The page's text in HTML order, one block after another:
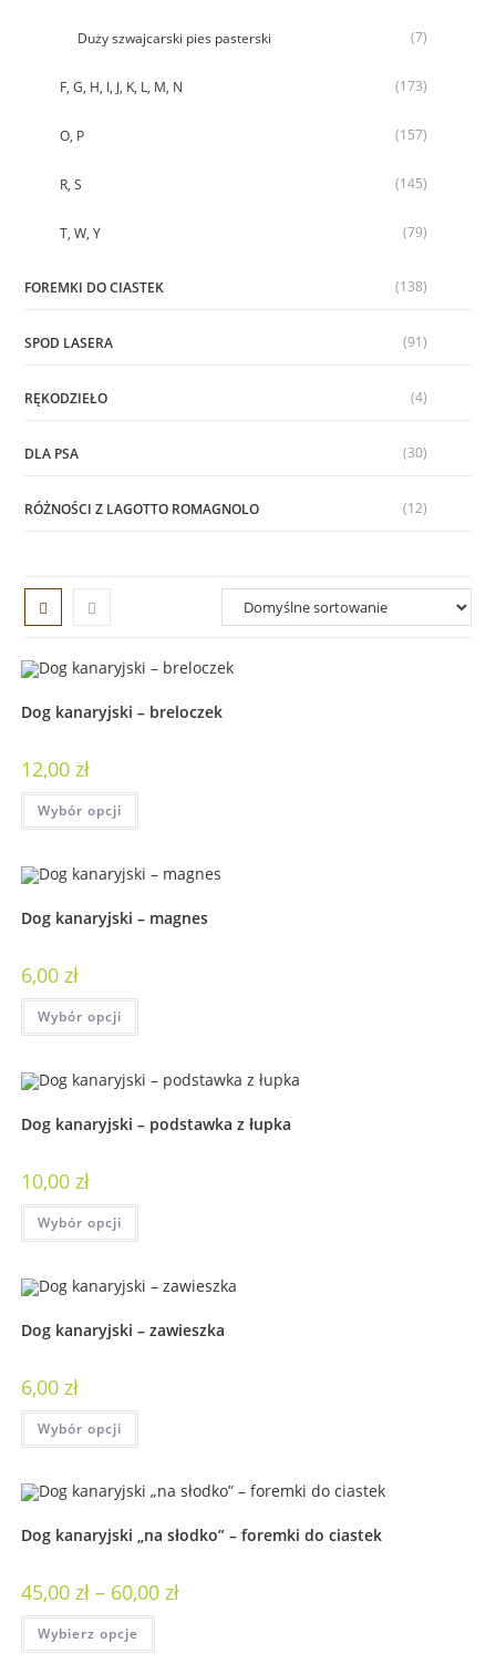
Dog kanaryjski – breloczek
12,00 zł
Wybór opcji
Dog kanaryjski – magnes
6,00 zł
Wybór opcji
Dog kanaryjski – podstawka z łupka
10,00 zł
Wybór opcji
Dog kanaryjski – zawieszka
6,00 zł
Wybór opcji
Dog kanaryjski „na słodko” – foremki do ciastek
45,00 zł – 60,00 zł
Wybierz opcje
Duży szwajcarski pies pasterski (7)
F, G, H, I, J, K, L, M, N (173)
O, P (157)
R, S (145)
T, W, Y (79)
FOREMKI DO CIASTEK (138)
SPOD LASERA (91)
RĘKODZIEŁO (4)
DLA PSA (30)
RÓŻNOŚCI Z LAGOTTO ROMAGNOLO (12)